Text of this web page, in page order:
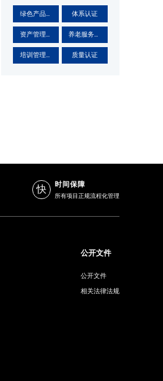
绿色产品认
证
体系认证
资产管理体
系
养老服务认
证
培训管理体
质量认证
快 时间保障
所有项目正规流程化管理
公开文件
公开文件
相关法律法规